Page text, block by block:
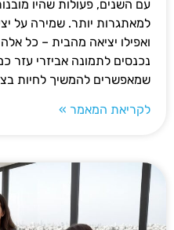
עם השנים, פעולות שהיו
למאתגרות יותר. שמירה על
ואפילו יציאה מהבית – כל
נכנסים לתמונה אביזרי עזר
שמאפשרים להמשיך לחיות
לקריאת המאמר »